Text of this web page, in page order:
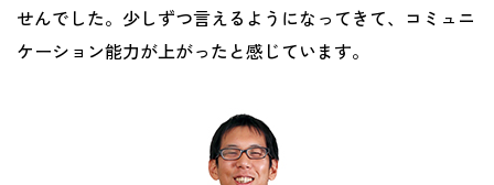
せんでした。少しずつ言えるようになってきて、コミュニ
ケーション能力が上がったと感じています。